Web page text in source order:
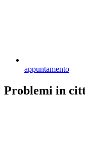
appuntamento
Problemi in